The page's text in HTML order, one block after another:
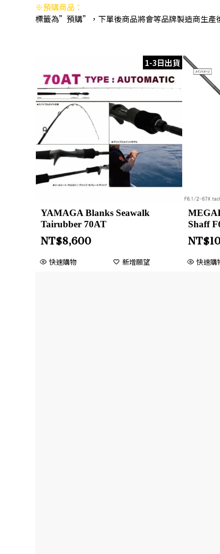
※預購商品：
標籤為”預購”，下單後商品將會等品牌製造商生產
1-3日出貨
YAMAGA Blanks Seawalk
Tairubber 70AT
NT$8,600
快速購物 新增願望
Shaff
NT$
快速購